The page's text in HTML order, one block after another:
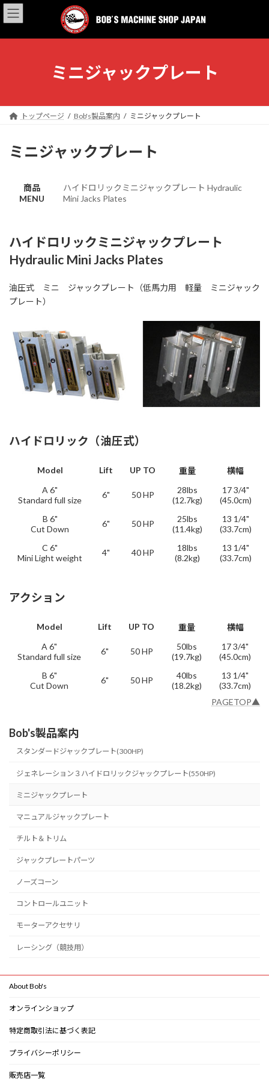
コ
ン
ン
ナ
ビ
ー
ミニジャックプレート
トップページ Bob's製品案内 ミニジャックプレート
ミニジャックプレート
商品
MENU
ハイドロリックミニジャックプレート Hydraulic
Mini Jacks Plates
ハイドロリックミニジャックプレート
Hydraulic Mini Jacks Plates
油圧式 ミニ ジャックプレート（低馬力用 軽量 ミニジャック
プレート）
ハイドロリック（油圧式）
Model Lift UP TO 重量
横幅
A 6"
Standard full size
6" 50 HP
28lbs
(12.7kg)
17 3/4"
(45.0cm)
B 6"
Cut Down
6" 50 HP
25lbs
(11.4kg)
13 1/4"
(33.7cm)
C 6"
Mini Light weight
4" 40 HP
18lbs
(8.2kg)
13 1/4"
(33.7cm)
アクション
Model Lift UP TO 重量
横幅
A 6"
Standard full size
6" 50 HP
50lbs
(19.7kg)
17 3/4"
(45.0cm)
B 6"
Cut Down
6" 50 HP
40lbs
(18.2kg)
13 1/4"
(33.7cm)
PAGETOP▲
Bob's製品案内
スタンダードジャックプレート(300HP)
ジェネレーション３ハイドロリックジャックプレート(550HP)
ミニジャックプレート
マニュアルジャックプレート
チルト＆トリム
ジャックプレートパーツ
ノーズコーン
コントロールユニット
モーターアクセサリ
レーシング（競技用）
About Bob's
オンラインショップ
特定商取引法に基づく表記
プライバシーポリシー
販売店一覧